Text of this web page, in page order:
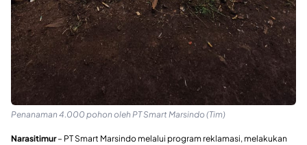
Penanaman 4.000 pohon oleh PT Smart Marsindo (Tim)
Narasitimur– PT Smart Marsindo melalui program reklamasi, melakukan